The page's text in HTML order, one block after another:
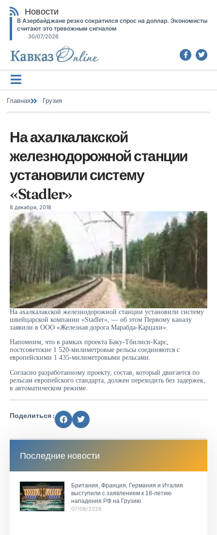
Новости
В Азербайджане резко сократился спрос на доллар. Экономисты
считают это тревожным сигналом
30/07/2026
Главная Грузия
На ахалкалакской
железнодорожной станции
установили систему
«Stadler»
8 декабря, 2018
На ахалкалакской железнодорожной станции установили систему
швейцарской компании «Stadler», — об этом Первому каналу
заявили в ООО «Железная дорога Марабда-Карцахи».
Напомним, что в рамках проекта Баку-Тбилиси-Карс,
постсоветские 1 520-милиметровые рельсы соединяются с
европейскими 1 435-милиметровыми рельсами.
Согласно разработанному проекту, состав, который двигается по
рельсам европейского стандарта, должен переходить без задержек,
в автоматическом режиме.
Поделиться :
Последние новости
Британия, Франция, Германия и Италия
выступили с заявлением к 18-летию
нападения РФ на Грузию
07/08/2026